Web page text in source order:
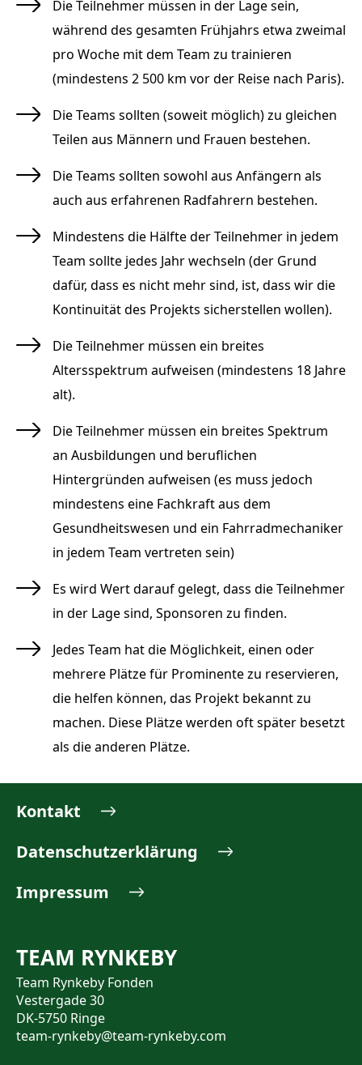
Die Teilnehmer müssen in der Lage sein,
während des gesamten Frühjahrs etwa zweimal
pro Woche mit dem Team zu trainieren
(mindestens 2 500 km vor der Reise nach Paris).
Die Teams sollten (soweit möglich) zu gleichen
Teilen aus Männern und Frauen bestehen.
Die Teams sollten sowohl aus Anfängern als
auch aus erfahrenen Radfahrern bestehen.
Mindestens die Hälfte der Teilnehmer in jedem
Team sollte jedes Jahr wechseln (der Grund
dafür, dass es nicht mehr sind, ist, dass wir die
Kontinuität des Projekts sicherstellen wollen).
Die Teilnehmer müssen ein breites
Altersspektrum aufweisen (mindestens 18 Jahre
alt).
Die Teilnehmer müssen ein breites Spektrum
an Ausbildungen und beruflichen
Hintergründen aufweisen (es muss jedoch
mindestens eine Fachkraft aus dem
Gesundheitswesen und ein Fahrradmechaniker
in jedem Team vertreten sein)
Es wird Wert darauf gelegt, dass die Teilnehmer
in der Lage sind, Sponsoren zu finden.
Jedes Team hat die Möglichkeit, einen oder
mehrere Plätze für Prominente zu reservieren,
die helfen können, das Projekt bekannt zu
machen. Diese Plätze werden oft später besetzt
als die anderen Plätze.
Kontakt
Datenschutzerklärung
Impressum
TEAM RYNKEBY
Team Rynkeby Fonden
Vestergade 30
DK-5750 Ringe
team-rynkeby@team-rynkeby.com